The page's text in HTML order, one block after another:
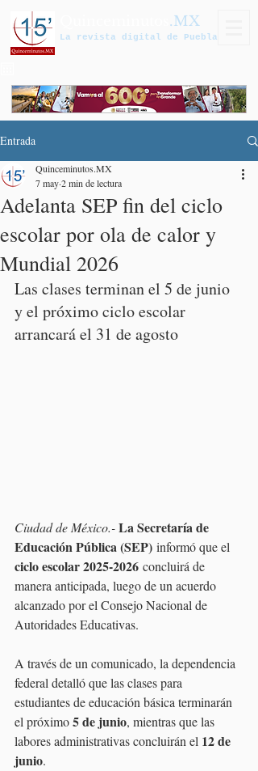
.MX
La revista digital de Puebla
Entrada
Adelanta SEP fin del ciclo
escolar por ola de calor y
Mundial 2026
Quinceminutos.MX
7 may2 min de lectura
Las clases terminan el 5 de junio
y el próximo ciclo escolar
arrancará el 31 de agosto
Ciudad de México.- La Secretaría de
Educación Pública (SEP) informó que el
ciclo escolar 2025-2026 concluirá de
manera anticipada, luego de un acuerdo
alcanzado por el Consejo Nacional de
Autoridades Educativas.
A través de un comunicado, la dependencia
federal detalló que las clases para
estudiantes de educación básica terminarán
el próximo 5 de junio, mientras que las
labores administrativas concluirán el 12 de
junio.